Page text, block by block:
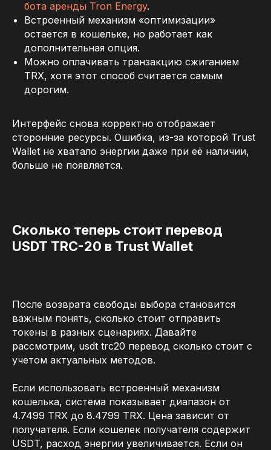
бота аренды Tron Energy.
Встроенный механизм «оптимизации»
остается в кошельке, но работает как
дополнительная опция.
Можно оплачивать транзакцию сжиганием
TRX, хотя этот способ считается самым
дорогим.
Интерфейс снова корректно отображает
сторонние ресурсы. Ошибка, из-за которой Trust
Wallet не хватало энергии даже при её наличии,
больше не появляется.
Сколько теперь стоит перевод
USDT TRC-20 в Trust Wallet
После возврата свободы выбора становится
важным понять, сколько стоит отправить
токены в разных сценариях. Давайте
рассмотрим, usdt trc20 перевод сколько стоит с
учетом актуальных методов.
Если использовать встроенный механизм
кошелька, система показывает диапазон от
4.7499 TRX до 8.4799 TRX. Цена зависит от
получателя. Если кошелек получателя содержит
USDT, расход энергии увеличивается. Если он